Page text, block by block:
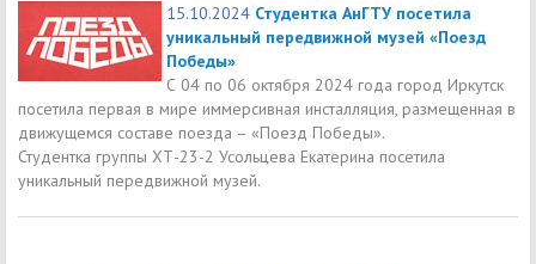
15.10.2024 Студентка АнГТУ посетила
уникальный передвижной музей «Поезд
Победы»
С 04 по 06 октября 2024 года город Иркутск
посетила первая в мире иммерсивная инсталляция, размещенная в
движущемся составе поезда – «Поезд Победы».
Студентка группы ХТ-23-2 Усольцева Екатерина посетила
уникальный передвижной музей.